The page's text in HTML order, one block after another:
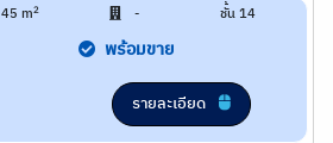
45 m2 - ชั้น 14
พร้อมขาย
รายละเอียด